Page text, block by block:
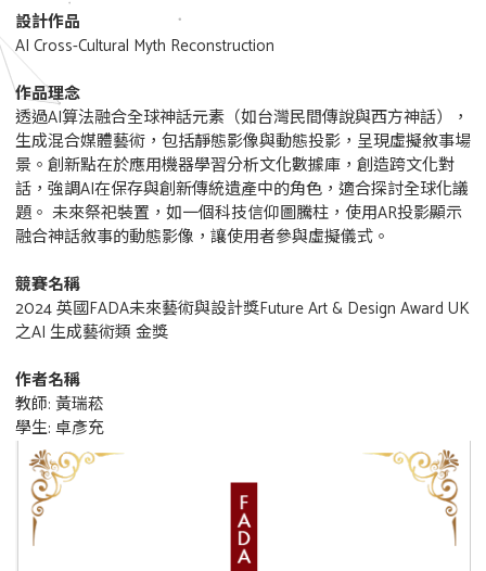
設計作品
AI Cross-Cultural Myth Reconstruction
作品理念
透過AI算法融合全球神話元素（如台灣民間傳說與西方神話），
生成混合媒體藝術，包括靜態影像與動態投影，呈現虛擬敘事場
景。創新點在於應用機器學習分析文化數據庫，創造跨文化對
話，強調AI在保存與創新傳統遺產中的角色，適合探討全球化議
題。 未來祭祀裝置，如一個科技信仰圖騰柱，使用AR投影顯示
融合神話敘事的動態影像，讓使用者參與虛擬儀式。
競賽名稱
2024 英國FADA未來藝術與設計獎Future Art & Design Award UK
之AI 生成藝術類 金獎
作者名稱
教師: 黃瑞菘
學生: 卓彥充